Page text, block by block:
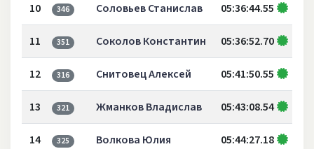
10 346 Соловьев Станислав 05:36:44.55
11 351 Соколов Константин 05:36:52.70
12 316 Снитовец Алексей 05:41:50.55
13 321 Жманков Владислав 05:43:08.54
14 325 Волкова Юлия 05:44:27.18